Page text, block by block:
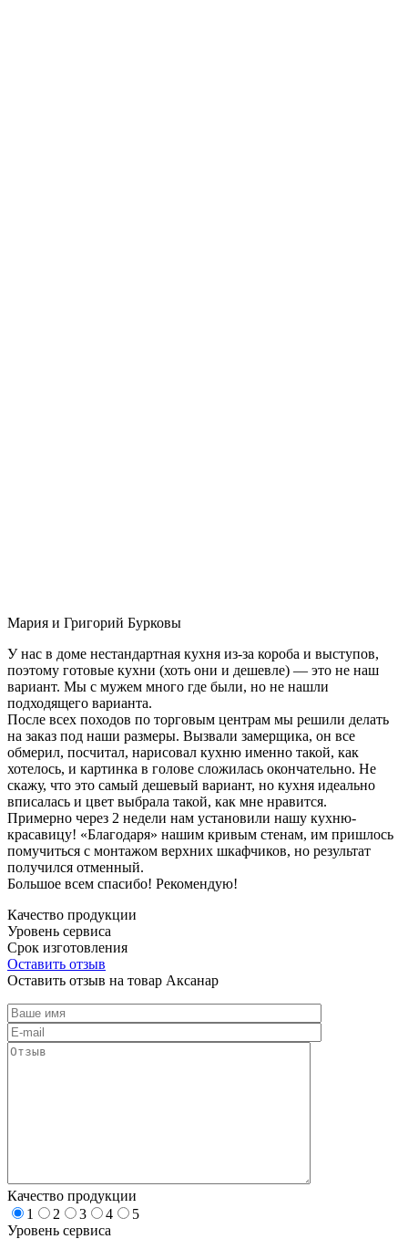
Мария и Григорий Бурковы
У нас в доме нестандартная кухня из-за короба и выступов,
поэтому готовые кухни (хоть они и дешевле) — это не наш
вариант. Мы с мужем много где были, но не нашли
подходящего варианта.
После всех походов по торговым центрам мы решили делать
на заказ под наши размеры. Вызвали замерщика, он все
обмерил, посчитал, нарисовал кухню именно такой, как
хотелось, и картинка в голове сложилась окончательно. Не
скажу, что это самый дешевый вариант, но кухня идеально
вписалась и цвет выбрала такой, как мне нравится.
Примерно через 2 недели нам установили нашу кухню-
красавицу! «Благодаря» нашим кривым стенам, им пришлось
помучиться с монтажом верхних шкафчиков, но результат
получился отменный.
Большое всем спасибо! Рекомендую!
Качество продукции
Уровень сервиса
Срок изготовления
Оставить отзыв
Оставить отзыв на товар Аксанар
Качество продукции
1
2 3 4
5
Уровень сервиса